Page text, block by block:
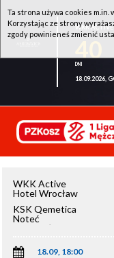
WKK ACTIVE
18.09.2026,
WKK Active
Hotel Wrocław
KSK Qemetica
Noteć
Inowrocław
18.09, 18:00
Ta strona używa cookies m.in.
Korzystając ze strony
zgody powinieneś zmienić